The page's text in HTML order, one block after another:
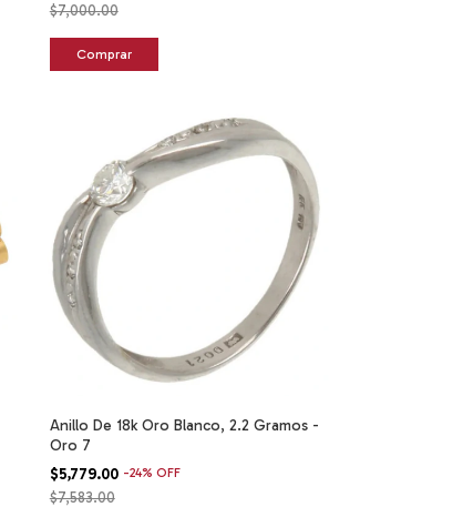
$7,000.00
Anillo De 18k Oro Blanco, 2.2 Gramos -
Oro 7
$5,779.00 -24% OFF
$7,583.00